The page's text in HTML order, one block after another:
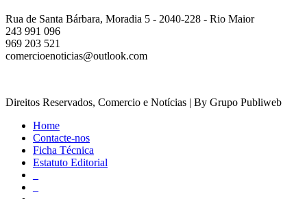
Rua de Santa Bárbara, Moradia 5 - 2040-228 - Rio Maior
243 991 096
969 203 521
comercioenoticias@outlook.com
Direitos Reservados, Comercio e Notícias | By Grupo Publiweb
Home
Contacte-nos
Ficha Técnica
Estatuto Editorial